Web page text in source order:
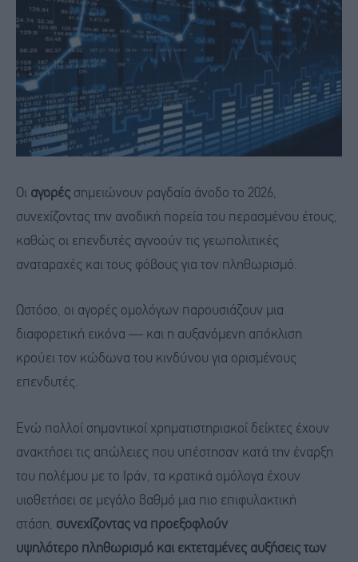
Οι αγορές σημειώνουν ραγδαία άνοδο το 2026,
συνεχίζοντας την ανοδική πορεία του περασμένου έτους,
καθώς οι επενδυτές αγνοούν τις γεωπολιτικές
αναταραχές και τους φόβους για τον πληθωρισμό.
Ωστόσο, οι αγορές ομολόγων παρουσιάζουν μια
διαφορετική εικόνα — και η αυξανόμενη απόκλιση
κρούει τον κώδωνα του κινδύνου για ορισμένους
επενδυτές.
Ενώ πολλοί σημαντικοί χρηματιστηριακοί δείκτες έχουν
ανακτήσει τις απώλειες που υπέστησαν κατά την έναρξη
του πολέμου με το Ιράν, τα κρατικά ομόλογα έχουν
υιοθετήσει σε μεγάλο βαθμό μια πιο επιφυλακτική
στάση, συνεχίζοντας να προεξοφλούν
υψηλότερο πληθωρισμό και εκτεταμένες αυξήσεις των